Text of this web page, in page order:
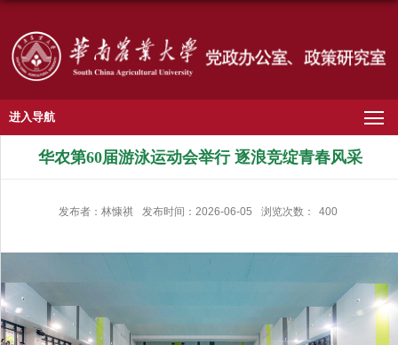
进入导航
华农第60届游泳运动会举行 逐浪竞绽青春风采
发布者：林慷祺 发布时间：2026-06-05 浏览次数： 400